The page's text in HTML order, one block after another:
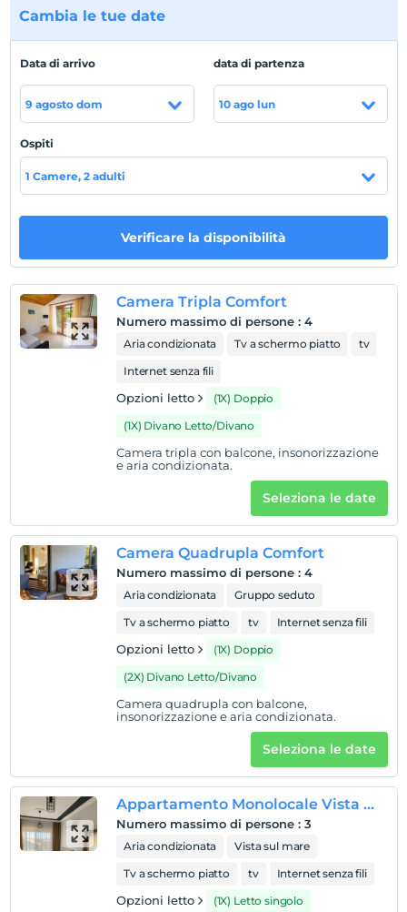
colazione secondo le preferenze dei nostri ospiti.
esperienza aumenta ogni anno e ci rinnoviamo per
offrirvi un ambiente più confortevole. Nella nostra
attività situata a 500 metri dal mare; Disponiamo di
vista mare. Possibilità di pernottamento e prima
colazione secondo le preferenze dei nostri ospiti. La cosa
più importante per noi è che i nostri ospiti trascorrano
il nostro hotel felice. Non vediamo l'ora di darvi il
Hotel.
Posizione
Il centro di Datça dista 15 km. L'aeroporto di Milas dista
198 km.
Mostra sulla
En erken saat 14:00 ve sonrası
Guardare
L'ultimo 12:00 e prima
animale domestico
camere non fumatori
I bambini di età inferiore a 2 non vengono addebitati
1 bambino/i fino all'età di 6 per camera non pagano
Cambia le tue date
Data di arrivo
9 agosto dom
data di partenza
10 ago lun
Ospiti
1 Camere, 2 adulti
Verificare la disponibilità
Camera Tripla Comfort
Numero massimo di persone : 4
Aria condizionata Tv a schermo piatto
tv
Internet senza fili
Opzioni letto
(1X) Doppio
(1X) Divano Letto/Divano
Camera tripla con balcone, insonorizzazione
e aria condizionata.
Seleziona le date
Camera Quadrupla Comfort
Numero massimo di persone : 4
Aria condizionata
Gruppo seduto
Tv a schermo piatto
tv Internet senza fili
Opzioni letto
(1X) Doppio
(2X) Divano Letto/Divano
Camera quadrupla con balcone,
insonorizzazione e aria condizionata.
Seleziona le date
Appartamento Monolocale Vista Mare
Numero massimo di persone : 3
Aria condizionata
Vista sul mare
Tv a schermo piatto
tv Internet senza fili
Opzioni letto
(1X) Letto singolo